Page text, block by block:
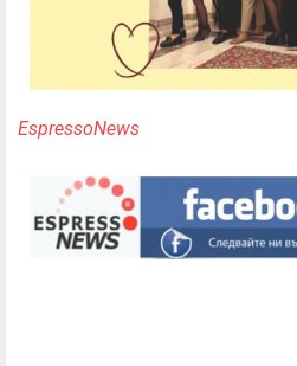
EspressoNews